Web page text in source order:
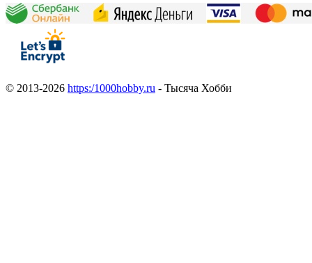
© 2013-2026 https:/1000hobby.ru - Тысяча Хобби